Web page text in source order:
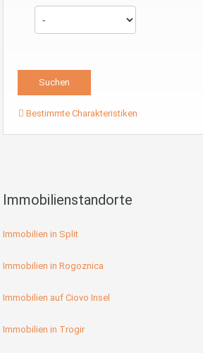
Bestimmte Charakteristiken
Immobilienstandorte
Immobilien in Split
Immobilien in Rogoznica
Immobilien auf Ciovo Insel
Immobilien in Trogir